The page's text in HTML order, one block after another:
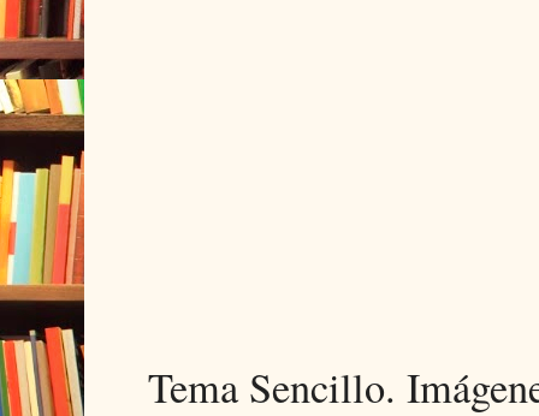
Tema Sencillo.